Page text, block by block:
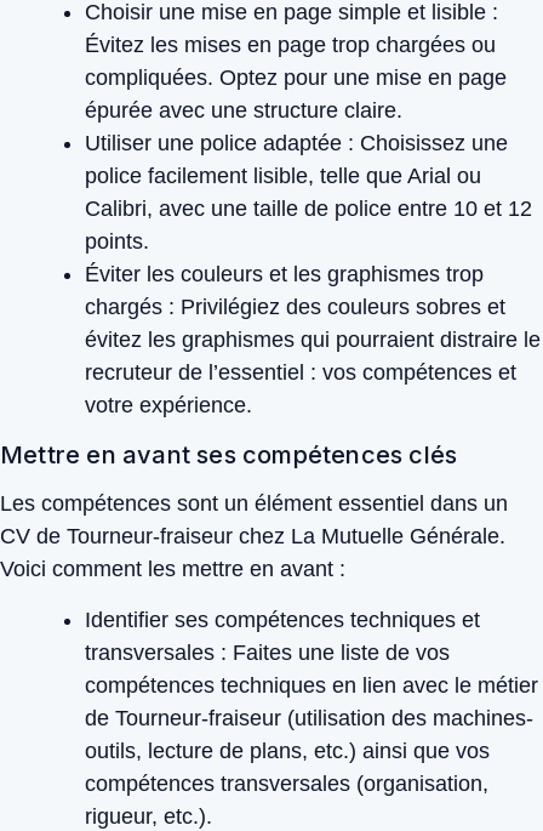
Choisir une mise en page simple et lisible :
Évitez les mises en page trop chargées ou
compliquées. Optez pour une mise en page
épurée avec une structure claire.
Utiliser une police adaptée : Choisissez une
police facilement lisible, telle que Arial ou
Calibri, avec une taille de police entre 10 et 12
points.
Éviter les couleurs et les graphismes trop
chargés : Privilégiez des couleurs sobres et
évitez les graphismes qui pourraient distraire le
recruteur de l’essentiel : vos compétences et
votre expérience.
Mettre en avant ses compétences clés
Les compétences sont un élément essentiel dans un
CV de Tourneur-fraiseur chez La Mutuelle Générale.
Voici comment les mettre en avant :
Identifier ses compétences techniques et
transversales : Faites une liste de vos
compétences techniques en lien avec le métier
de Tourneur-fraiseur (utilisation des machines-
outils, lecture de plans, etc.) ainsi que vos
compétences transversales (organisation,
rigueur, etc.).